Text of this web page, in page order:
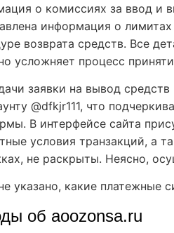
о комиссиях за ввод и
информация о
возврата средств. Все
усложняет процесс
заявки на вывод
@dfkjr111, что
В интерфейсе сайта
условия транзакций, а
не раскрыты. Неясно,
указано, какие платежные
об aoozonsa.ru